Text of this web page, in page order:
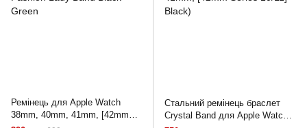
Ремінець для Apple Watch
38mm, 40mm, 41mm, [42mm
Стальний ремінець браслет
Crystal Band для Apple Watch